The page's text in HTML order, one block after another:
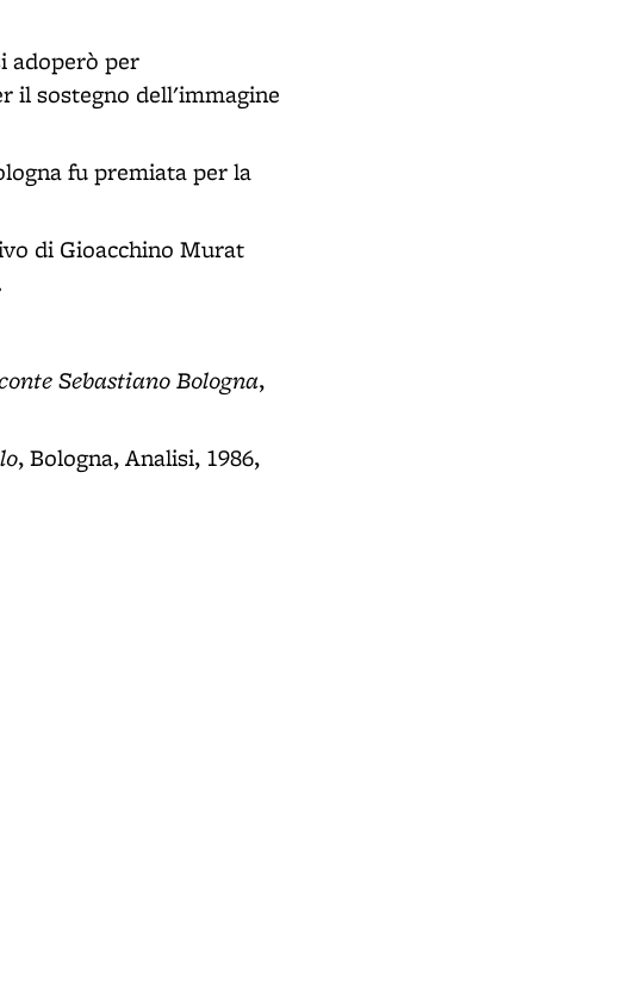
adoperò per
il sostegno dell'immagine
fu premiata per la
di Gioacchino Murat
Sebastiano Bologna,
, Bologna, Analisi, 1986,